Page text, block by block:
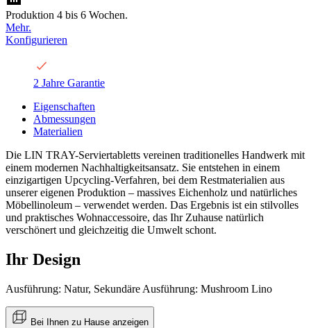
Produktion 4 bis 6 Wochen.
Mehr.
Konfigurieren
2 Jahre Garantie
Eigenschaften
Abmessungen
Materialien
Die LIN TRAY-Serviertabletts vereinen traditionelles Handwerk mit
einem modernen Nachhaltigkeitsansatz. Sie entstehen in einem
einzigartigen Upcycling-Verfahren, bei dem Restmaterialien aus
unserer eigenen Produktion – massives Eichenholz und natürliches
Möbellinoleum – verwendet werden. Das Ergebnis ist ein stilvolles
und praktisches Wohnaccessoire, das Ihr Zuhause natürlich
verschönert und gleichzeitig die Umwelt schont.
Ihr Design
Ausführung: Natur, Sekundäre Ausführung: Mushroom Lino
Bei Ihnen zu Hause anzeigen